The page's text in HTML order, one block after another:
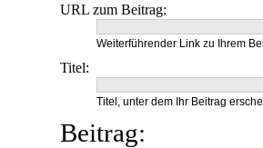
URL zum Beitrag:
Weiterführender Link zu Ihrem
Titel:
Titel, unter dem Ihr Beitrag
Beitrag: